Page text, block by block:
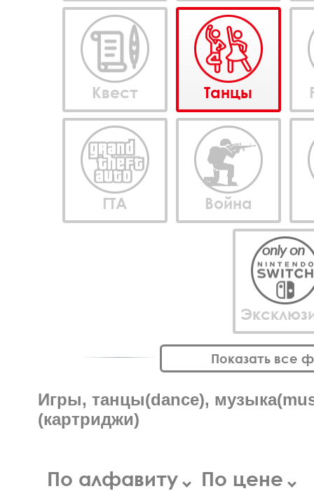
Квест Танцы
ГТА Война
Показать все
Игры, танцы(dance),
(картриджи)
По алфавиту По цене